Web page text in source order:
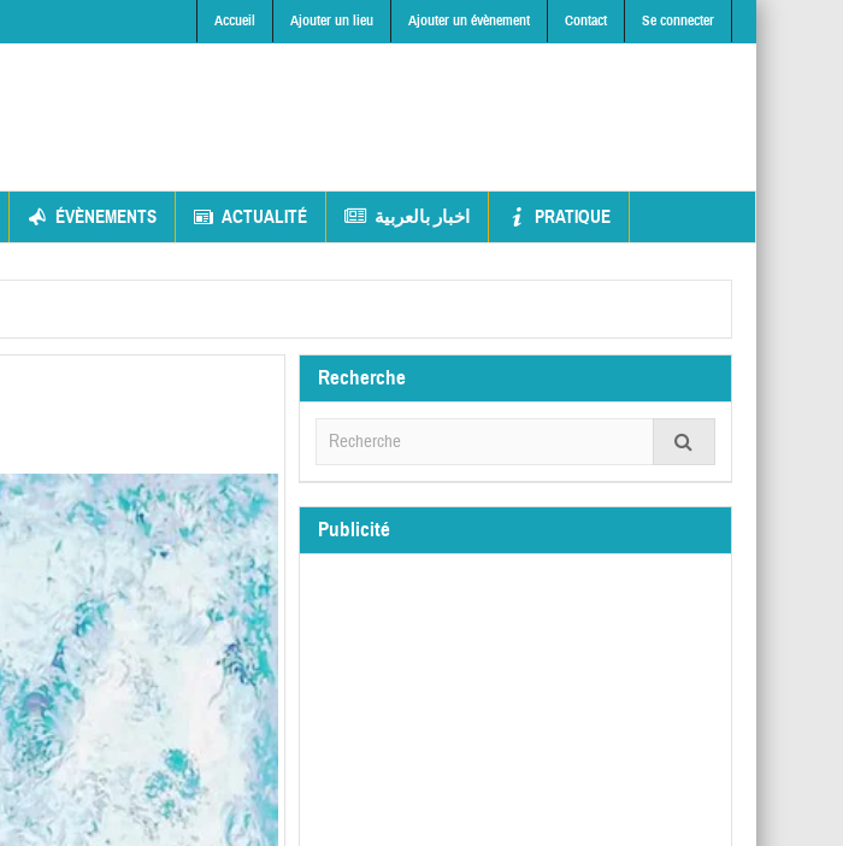
Accueil Ajouter un lieu Ajouter un évènement Contact Se connecter
ÉVÈNEMENTS ACTUALITÉ اخبار بالعربية PRATIQUE
Recherche
Publicité